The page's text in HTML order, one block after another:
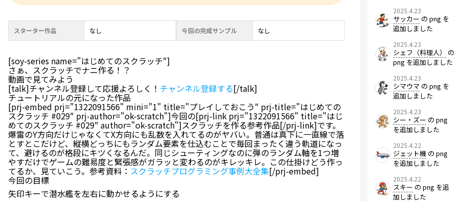
スターター作品 なし 今回の完成サンプル なし
[soy-series name="はじめてのスクラッチ"]
さぁ、スクラッチでナニ作る！？
動画で見てみよう
[talk]チャンネル登録して応援よろしく！ チャンネル登録する[/talk]
チュートリアルの元になった作品
[prj-embed prj="1322091566" mini="1" title="プレイしておこう" prj-title="はじめての
スクラッチ #029" prj-author="ok-scratch"]今回の[prj-link prj="1322091566" title="はじ
めてのスクラッチ #029" author="ok-scratch"]スクラッチを作る参考作品[/prj-link]です。
爆雷のY方向だけじゃなくてX方向にも乱数を入れてるのがヤバい。普通は真下に一直線で落
とすとこだけど、縦横どっちにもランダム要素を仕込むことで毎回まったく違う軌道になっ
て、避けるのが格段にキツくなるんだ。同じシューティングなのに弾のランダム軸を1つ増
やすだけでゲームの難易度と緊張感がガラッと変わるのがキレッキレ。この仕掛けどう作っ
てるか、見ていこう。参考資料： スクラッチプログラミング事例大全集[/prj-embed]
今回の目標
矢印キーで潜水艦を左右に動かせるようにする
2025.4.23
サッカー の png を
追加しました
2025.4.23
シェフ（料理人）
の
png を追加しました
2025.4.23
シマウマ の png を
追加しました
2025.4.23
シー・ズー の png
を追加しました
2025.4.22
ジェット機の png
を追加しました
2025.4.22
スキー の png を追
加しました